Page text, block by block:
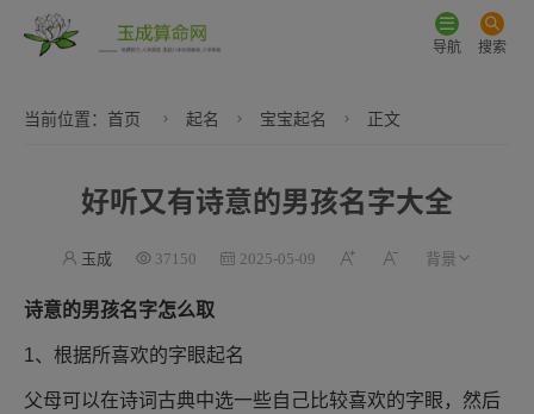
导航 搜索
当前位置： 首页 起名 宝宝起名 正文
好听又有诗意的男孩名字大全
玉成 37150 2025-05-09
诗意的男孩名字怎么取
1、根据所喜欢的字眼起名
父母可以在诗词古典中选一些自己比较喜欢的字眼，然后